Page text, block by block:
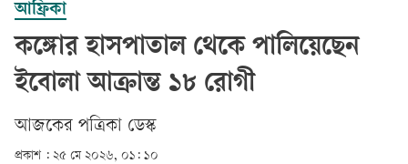
আফ্রিকা
কঙ্গোর হাসপাতাল থেকে পালিয়েছেন
ইবোলা আক্রান্ত ১৮ রোগী
আজকের পত্রিকা ডেস্ক­
প্রকাশ : ২৫ মে ২০২৬, ০১: ১০